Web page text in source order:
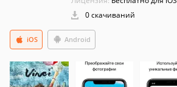
0 скачиваний
Android
iOS